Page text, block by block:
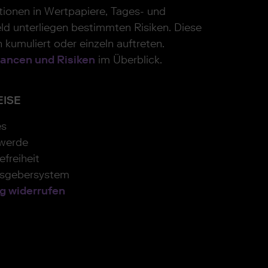
widerrufen
in Wertpapiere, Tages- und
unterliegen bestimmten Risiken. Diese
kumuliert oder einzeln auftreten.
und Risiken im Überblick.